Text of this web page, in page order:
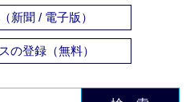
新聞 / 電子版）
の登録（無料）